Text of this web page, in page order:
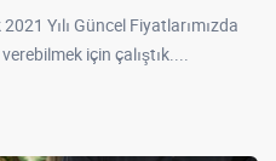
Yılı Güncel Fiyatlarımızda
için çalıştık....